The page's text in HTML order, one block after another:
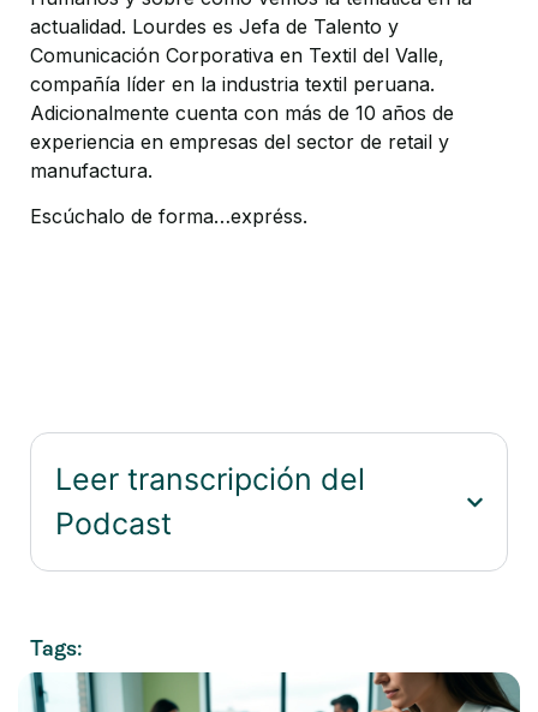
actualidad. Lourdes es Jefa de Talento y
Comunicación Corporativa en Textil del Valle,
compañía líder en la industria textil peruana.
Adicionalmente cuenta con más de 10 años de
experiencia en empresas del sector de retail y
manufactura.
Escúchalo de forma…expréss.
Leer transcripción del
Podcast
Tags: